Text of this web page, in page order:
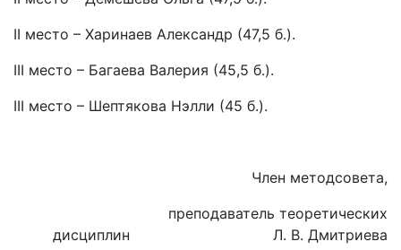
II место – Харинаев Александр (47,5 б.).
III место – Багаева Валерия (45,5 б.).
III место – Шептякова Нэлли (45 б.).
Член методсовета,
преподаватель теоретических
дисциплин Л. В. Дмитриева